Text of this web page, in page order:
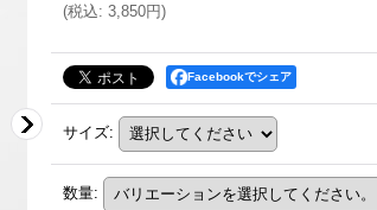
(税込: 3,850円)
Facebookでシェア
サイズ:
数量: